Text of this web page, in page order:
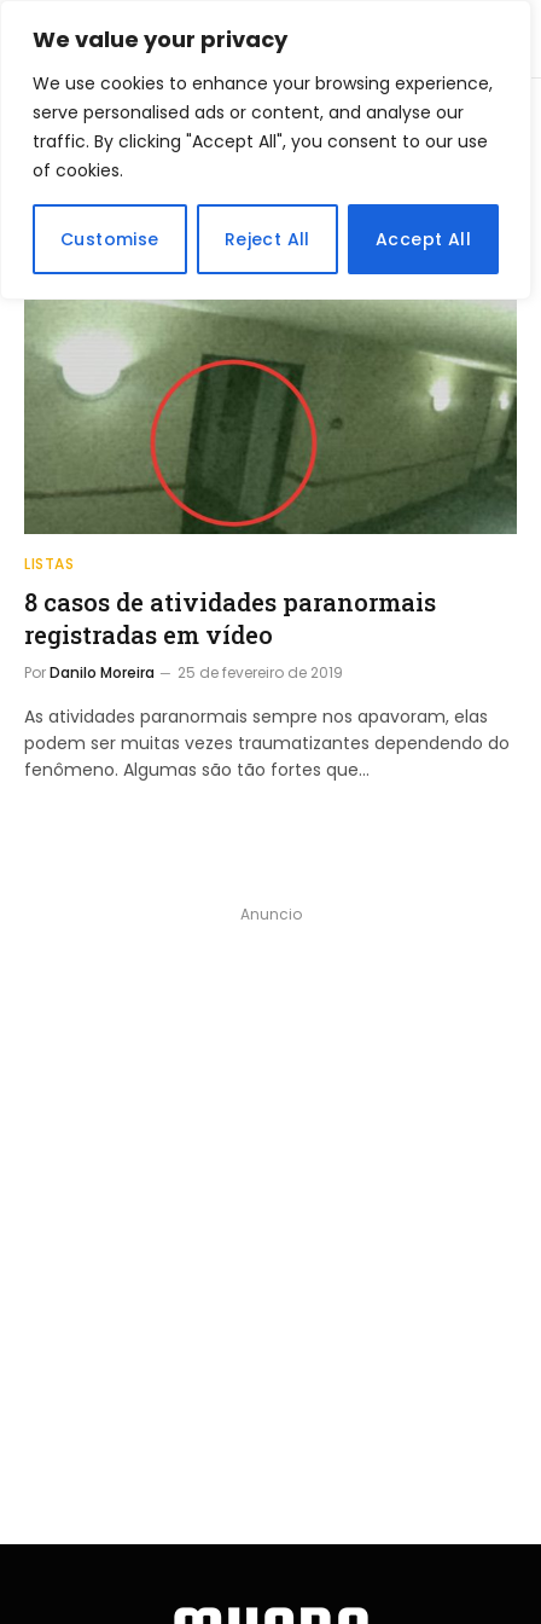
We value your privacy
We use cookies to enhance your browsing experience,
serve personalised ads or content, and analyse our
traffic. By clicking "Accept All", you consent to our use
of cookies.
Customise Reject All Accept All
Home » Posts Tagged "filmagem"
BROWSING:
LISTAS
8 casos de atividades paranormais
registradas em vídeo
PorDanilo Moreira 25 de fevereiro de 2019
As atividades paranormais sempre nos apavoram, elas
podem ser muitas vezes traumatizantes dependendo do
fenômeno. Algumas são tão fortes que…
Anuncio